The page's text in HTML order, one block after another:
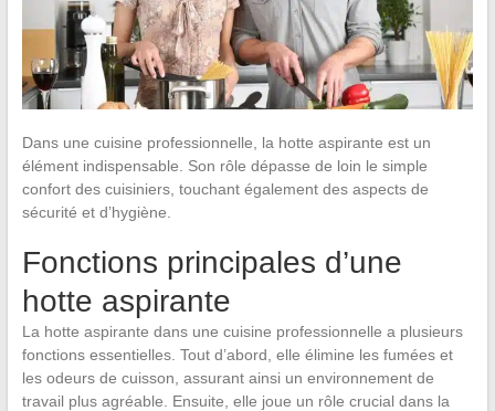
Dans une cuisine professionnelle, la hotte aspirante est un
élément indispensable. Son rôle dépasse de loin le simple
confort des cuisiniers, touchant également des aspects de
sécurité et d’hygiène.
Fonctions principales d’une
hotte aspirante
La hotte aspirante dans une cuisine professionnelle a plusieurs
fonctions essentielles. Tout d’abord, elle élimine les fumées et
les odeurs de cuisson, assurant ainsi un environnement de
travail plus agréable. Ensuite, elle joue un rôle crucial dans la